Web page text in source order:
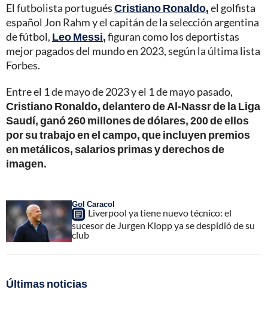
El futbolista portuguésCristiano Ronaldo,el golfista
español Jon Rahm y el capitán de la selección argentina
de fútbol, Leo Messi,figuran como los deportistas
mejor pagados del mundo en 2023, según la última lista
Forbes.
Entre el 1 de mayo de 2023 y el 1 de mayo pasado,
Cristiano Ronaldo, delantero de Al-Nassr de la Liga
Saudí, ganó 260 millones de dólares, 200 de ellos
por su trabajo en el campo, que incluyen premios
en metálicos, salarios primas y derechos de
imagen.
Gol Caracol
Liverpool ya tiene nuevo técnico: el
sucesor de Jurgen Klopp ya se despidió de su
club
Últimas noticias